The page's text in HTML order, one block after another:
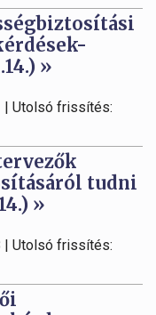
»
| Utolsó frissítés:
tudni
»
| Utolsó frissítés: